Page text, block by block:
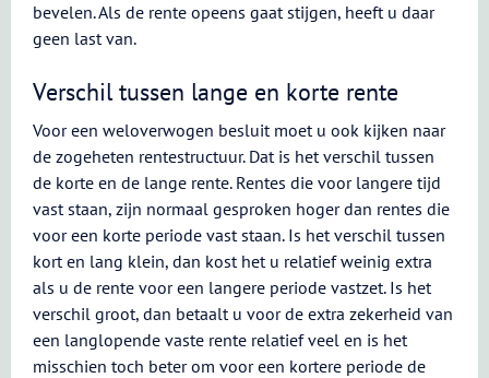
bevelen. Als de rente opeens gaat stijgen, heeft u daar
geen last van.
Verschil tussen lange en korte rente
Voor een weloverwogen besluit moet u ook kijken naar
de zogeheten rentestructuur. Dat is het verschil tussen
de korte en de lange rente. Rentes die voor langere tijd
vast staan, zijn normaal gesproken hoger dan rentes die
voor een korte periode vast staan. Is het verschil tussen
kort en lang klein, dan kost het u relatief weinig extra
als u de rente voor een langere periode vastzet. Is het
verschil groot, dan betaalt u voor de extra zekerheid van
een langlopende vaste rente relatief veel en is het
misschien toch beter om voor een kortere periode de